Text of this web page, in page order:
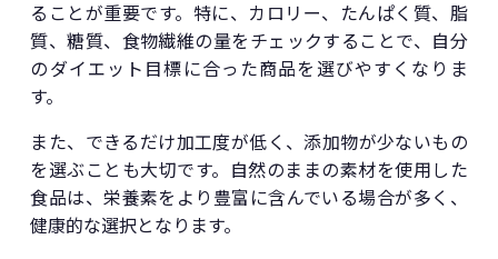
ることが重要です。特に、カロリー、たんぱく質、脂
質、糖質、食物繊維の量をチェックすることで、自分
のダイエット目標に合った商品を選びやすくなりま
す。
また、できるだけ加工度が低く、添加物が少ないもの
を選ぶことも大切です。自然のままの素材を使用した
食品は、栄養素をより豊富に含んでいる場合が多く、
健康的な選択となります。